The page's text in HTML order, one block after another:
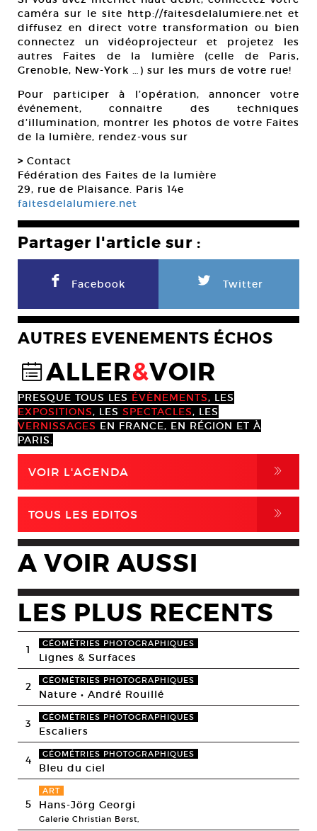
caméra sur le site http://faitesdelalumiere.net et
diffusez en direct votre transformation ou bien
connectez un vidéoprojecteur et projetez les
autres Faites de la lumière (celle de Paris,
Grenoble, New-York …) sur les murs de votre rue!
Pour participer à l’opération, annoncer votre
événement, connaitre des techniques
d’illumination, montrer les photos de votre Faites
de la lumière, rendez-vous sur
> Contact
Fédération des Faites de la lumière
29, rue de Plaisance. Paris 14e
faitesdelalumiere.net
Partager l'article sur :
F Facebook L Twitter
AUTRES EVENEMENTS ÉCHOS
@ALLER&VOIR
PRESQUE TOUS LES ÉVÈNEMENTS, LES
EXPOSITIONS, LES SPECTACLES, LES
VERNISSAGES EN FRANCE, EN RÉGION ET À
PARIS.
VOIR L'AGENDA ,
TOUS LES EDITOS ,
A VOIR AUSSI
LES PLUS RECENTS
1 GÉOMÉTRIES PHOTOGRAPHIQUES
Lignes & Surfaces
2 GÉOMÉTRIES PHOTOGRAPHIQUES
Nature • André Rouillé
3 GÉOMÉTRIES PHOTOGRAPHIQUES
Escaliers
4 GÉOMÉTRIES PHOTOGRAPHIQUES
Bleu du ciel
5
ART
Hans-Jörg Georgi
Galerie Christian Berst,